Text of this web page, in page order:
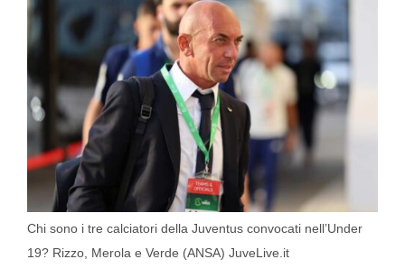
Chi sono i tre calciatori della Juventus convocati nell’Under
19? Rizzo, Merola e Verde (ANSA) JuveLive.it